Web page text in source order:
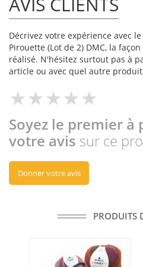
Décrivez votre expérience avec
Pirouette (Lot de 2) DMC, la
réalisé. N'hésitez surtout pas à
article ou avec quel autre produit
Soyez le premier à
votre avis sur ce
Donner votre avis
PRODUITS